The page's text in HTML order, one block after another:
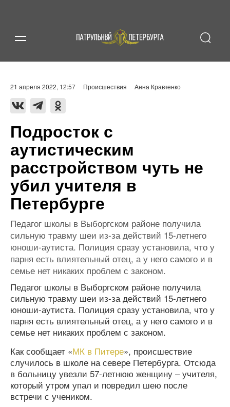
21 апреля 2022, 12:57 Происшествия Анна Кравченко
Подросток с
аутистическим
расстройством чуть не
убил учителя в
Петербурге
Педагог школы в Выборгском районе получила
сильную травму шеи из-за действий 15-летнего
юноши-аутиста. Полиция сразу установила, что у
парня есть влиятельный отец, а у него самого и в
семье нет никаких проблем с законом.
Педагог школы в Выборгском районе получила
сильную травму шеи из-за действий 15-летнего
юноши-аутиста. Полиция сразу установила, что у
парня есть влиятельный отец, а у него самого и в
семье нет никаких проблем с законом.
Как сообщает «МК в Питере», происшествие
случилось в школе на севере Петербурга. Отсюда
в больницу увезли 57-летнюю женщину – учителя,
который утром упал и повредил шею после
встречи с учеником.